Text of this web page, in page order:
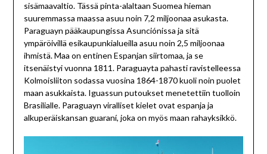
sisämaavaltio. Tässä pinta-alaltaan Suomea hieman
suuremmassa maassa asuu noin 7,2 miljoonaa asukasta.
Paraguayn pääkaupungissa Asunciónissa ja sitä
ympäröivillä esikaupunkialueilla asuu noin 2,5 miljoonaa
ihmistä. Maa on entinen Espanjan siirtomaa, ja se
itsenäistyi vuonna 1811. Paraguayta pahasti ravistelleessa
Kolmoisliiton sodassa vuosina 1864-1870 kuoli noin puolet
maan asukkaista. Iguassun putoukset menetettiin tuolloin
Brasilialle. Paraguayn viralliset kielet ovat espanja ja
alkuperäiskansan guaraní, joka on myös maan rahayksikkö.